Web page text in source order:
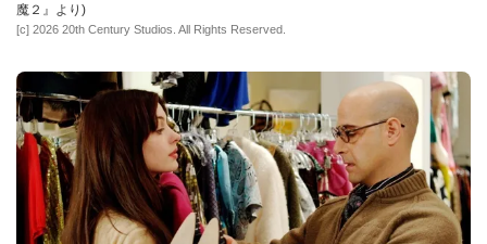
魔２』より)
[c] 2026 20th Century Studios. All Rights Reserved.